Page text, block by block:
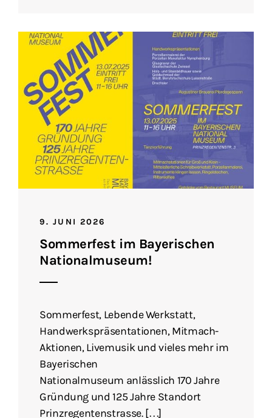
9. JUNI 2026
Sommerfest im Bayerischen
Nationalmuseum!
Sommerfest, Lebende Werkstatt,
Handwerkspräsentationen, Mitmach-
Aktionen, Livemusik und vieles mehr im
Bayerischen
Nationalmuseum anlässlich 170 Jahre
Gründung und 125 Jahre Standort
Prinzregentenstrasse. […]